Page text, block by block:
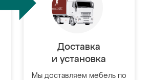
Доставка
и установка
Мы доставляем мебель по